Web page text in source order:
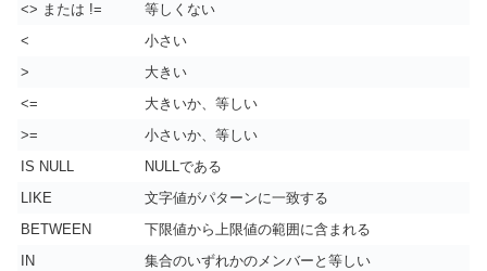
<> または !=
等しくない
<
小さい
>
大きい
<=
大きいか、等しい
>=
小さいか、等しい
IS NULL
NULLである
LIKE
文字値がパターンに一致する
BETWEEN
下限値から上限値の範囲に含まれる
IN
集合のいずれかのメンバーと等しい